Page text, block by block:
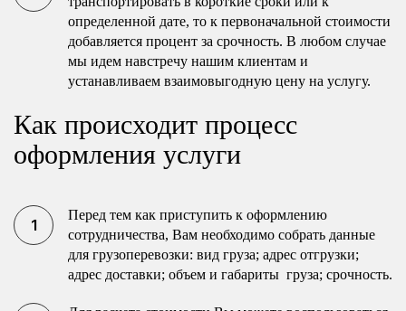
определенной дате, то к первоначальной стоимости
добавляется процент за срочность. В любом случае
мы идем навстречу нашим клиентам и
устанавливаем взаимовыгодную цену на услугу.
Как происходит процесс
оформления услуги
Перед тем как приступить к оформлению
сотрудничества, Вам необходимо собрать данные
для грузоперевозки: вид груза; адрес отгрузки;
адрес доставки; объем и габариты груза; срочность.